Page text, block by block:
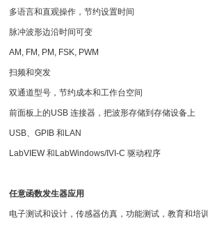
多语言和直观操作，节约设置时间
脉冲波形边沿时间可变
AM, FM, PM, FSK, PWM
扫频和突发
双通道型号，节约成本和工作台空间
前面板上的USB 连接器，把波形存储到存储设备上
USB、GPIB 和LAN
LabVIEW 和LabWindows/IVI-C 驱动程序
任意函数发生器应用
电子测试和设计，传感器仿真，功能测试，教育和培训